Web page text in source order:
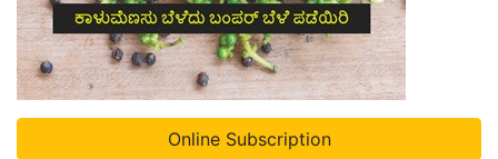
Online Subscription